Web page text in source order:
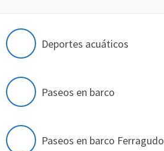
Deportes acuáticos
Paseos en barco
Paseos en barco Ferragudo